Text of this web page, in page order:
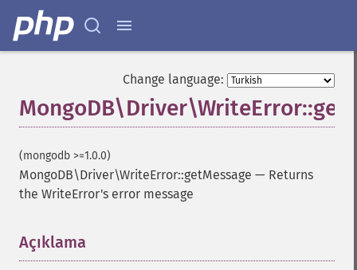
Change language:
(mongodb >=1.0.0)
MongoDB\Driver\WriteError::getMessage — Returns
the WriteError's error message
Açıklama